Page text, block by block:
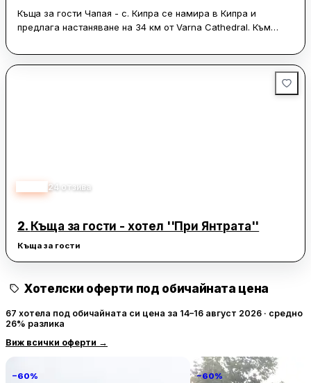
Къща за гости Чапая - с. Кипра се намира в Кипра и
предлага настаняване на 34 км от Varna Cathedral. Към
Мястото е за непушачи и е разположено на 34 км от Varna
City Hall.
летище е Varna Airport, на 25 км.
24 отзива
2. Къща за гости - хотел ''При Янтрата''
Къща за гости
Хотелски оферти под обичайната цена
67 хотела под обичайната си цена за 14–16 август 2026 · средно
26% разлика
Виж всички оферти →
−60% −60%